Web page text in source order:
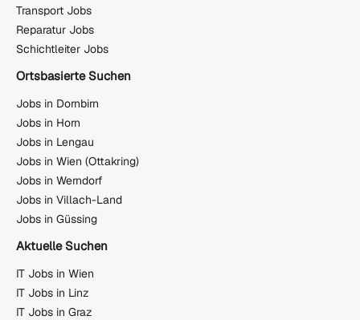
Transport Jobs
Reparatur Jobs
Schichtleiter Jobs
Ortsbasierte Suchen
Jobs in Dornbirn
Jobs in Horn
Jobs in Lengau
Jobs in Wien (Ottakring)
Jobs in Werndorf
Jobs in Villach-Land
Jobs in Güssing
Aktuelle Suchen
IT Jobs in Wien
IT Jobs in Linz
IT Jobs in Graz